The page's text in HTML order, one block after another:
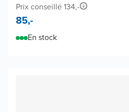
Prix conseillé 134,-
85,-
En stock